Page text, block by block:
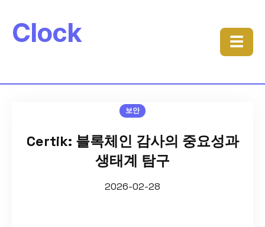
Clock ☰
보안
Certik: 블록체인 감사의 중요성과
생태계 탐구
2026-02-28